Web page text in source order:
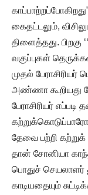
கைதட்டலும்,
திளைத்தது. பிறகு
வகுப்புகள்
முதல் பேராசிரியர்
அண்ணா கூறியது
பேராசிரியர்
தேவை பற்றி
தான் சோனியா
பொதுச் செயலாளர்
காடியதையும்